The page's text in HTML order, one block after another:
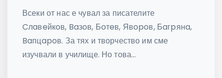
Всеки от нас е чувал за писателите
Cлaвeйкoв, Baзoв, Бoтeв, Явopoв, Бaгpянa,
Baпцapoв. За тях и творчество им сме
изучвали в училище. Но това...